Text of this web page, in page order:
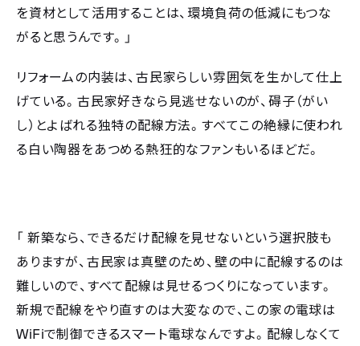
を資材として活用することは、環境負荷の低減にもつな
がると思うんです。」
リフォームの内装は、古民家らしい雰囲気を生かして仕上
げている。古民家好きなら見逃せないのが、碍子（がい
し）とよばれる独特の配線方法。すべてこの絶縁に使われ
る白い陶器をあつめる熱狂的なファンもいるほどだ。
「 新築なら、できるだけ配線を見せないという選択肢も
ありますが、古民家は真壁のため、壁の中に配線するのは
難しいので、すべて配線は見せるつくりになっています。
新規で配線をやり直すのは大変なので、この家の電球は
WiFiで制御できるスマート電球なんですよ。配線しなくて